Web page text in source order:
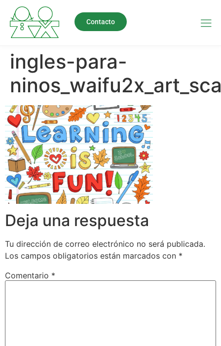
Contacto
ingles-para-
Deja una respuesta
Tu dirección de correo electrónico no será publicada.
Los campos obligatorios están marcados con *
Comentario *